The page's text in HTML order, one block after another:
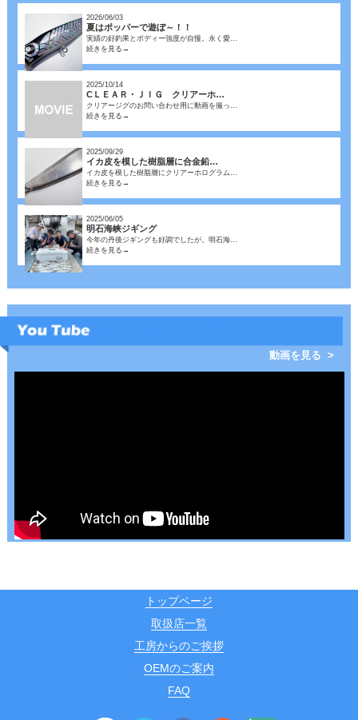
2026/06/03
夏はポッパーで遊ぼ～！！
実績の好釣果とボディー強度が自慢。永く愛…
続きを見る→
2025/10/14
CＬＥＡＲ・ＪＩＧ クリアーホ…
クリアージグのお問い合わせ用に動画を撮っ…
続きを見る→
2025/09/29
イカ皮を模した樹脂層に合金鉛…
イカ皮を模した樹脂層にクリアーホログラム…
続きを見る→
2025/06/05
明石海峡ジギング
今年の丹後ジギングも好調でしたが。明石海…
続きを見る→
動画を見る >
トップページ
取扱店一覧
工房からのご挨拶
OEMのご案内
FAQ